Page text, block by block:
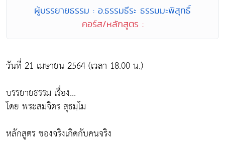
ผู้บรรยายธรรม : อ.ธรรมธีระ ธรรมมะพิสุทธิ์
คอร์ส/หลักสูตร :
วันที่ 21 เมษายน 2564 (เวลา 18.00 น.)
บรรยายธรรม เรื่อง...
โดย พระสมจิตร สุธมฺโม
หลักสูตร ของจริงเกิดกับคนจริง